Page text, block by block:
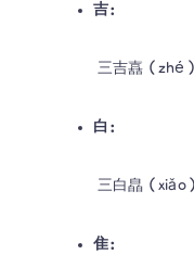
吉：
三吉嚞（zhé
白：
三白皛（xiǎo
隹：